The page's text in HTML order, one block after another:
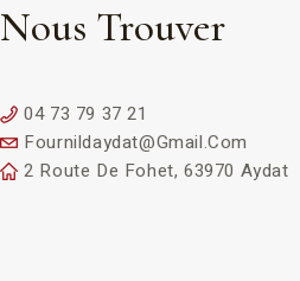
Nous Trouver
04 73 79 37 21
Fournildaydat@gmail.com
2 Route De Fohet, 63970 Aydat